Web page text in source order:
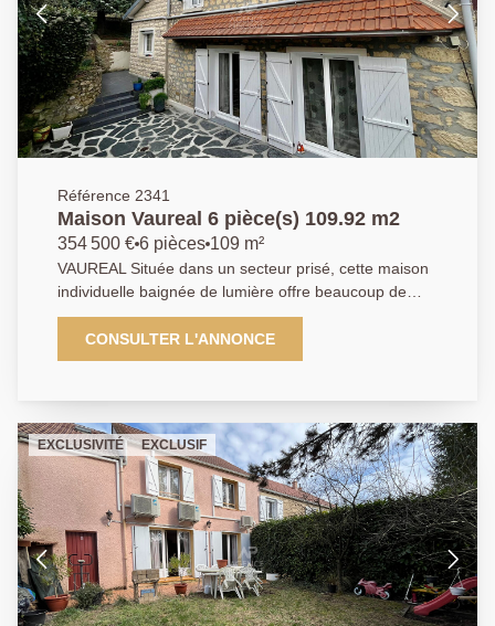
Référence 2341
Maison Vaureal 6 pièce(s) 109.92 m2
354 500 € 6 pièces 109 m²
VAUREAL Située dans un secteur prisé, cette maison
individuelle baignée de lumière offre beaucoup de
cachet et de belles possibilités d'aménagements.
Implantée sur un terrain de plus de 450m² au calme
absolu. Elle se compose au rez-de-chaussée d'une
lumineux, une cuisine indépendante aménagée et
partiellement équipée, un cllier, une salle d'eau et des
wc séparés. Au rez-de-jardin vous trouverez une
pièce pouvant faire office de chambre ou de bureau
ainsi qu'une salle d'eau, parfait pour créer un espace
indépendant. A l'étage un pallier desservant deux
grandes chambres dont l'une dispose d'un placard
intégré et l'autre avec accès aux combles aménagés,
pouvant servir de chambre supplémentaire ou
d'espace de travail. Un garage avec terrasse au-
CONSULTER L'ANNONCE
EXCLUSIVITÉ EXCLUSIF